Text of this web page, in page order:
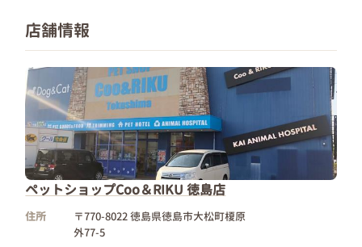
店舗情報
ペットショップCoo＆RIKU 徳島店
住所
〒770-8022 徳島県徳島市大松町榎原
外77-5